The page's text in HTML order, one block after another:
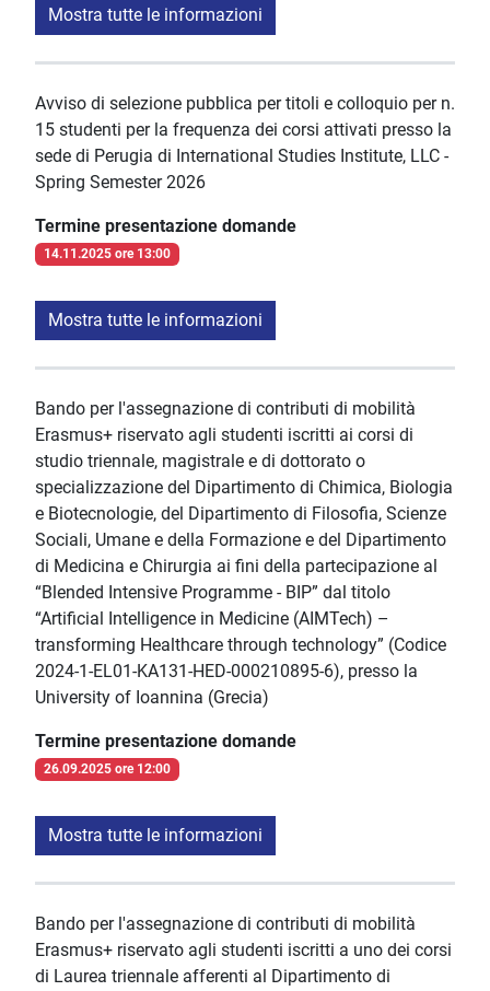
Mostra tutte le informazioni
Avviso di selezione pubblica per titoli e colloquio per n.
15 studenti per la frequenza dei corsi attivati presso la
sede di Perugia di International Studies Institute, LLC -
Spring Semester 2026
Termine presentazione domande
14.11.2025 ore 13:00
Mostra tutte le informazioni
Bando per l'assegnazione di contributi di mobilità
Erasmus+ riservato agli studenti iscritti ai corsi di
studio triennale, magistrale e di dottorato o
specializzazione del Dipartimento di Chimica, Biologia
e Biotecnologie, del Dipartimento di Filosofia, Scienze
Sociali, Umane e della Formazione e del Dipartimento
di Medicina e Chirurgia ai fini della partecipazione al
“Blended Intensive Programme - BIP” dal titolo
“Artificial Intelligence in Medicine (AIMTech) –
transforming Healthcare through technology” (Codice
2024-1-EL01-KA131-HED-000210895-6), presso la
University of Ioannina (Grecia)
Termine presentazione domande
26.09.2025 ore 12:00
Mostra tutte le informazioni
Bando per l'assegnazione di contributi di mobilità
Erasmus+ riservato agli studenti iscritti a uno dei corsi
di Laurea triennale afferenti al Dipartimento di